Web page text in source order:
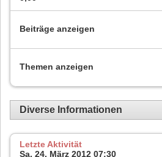
Beiträge anzeigen
Themen anzeigen
Diverse Informationen
Letzte Aktivität
Sa, 24. März 2012 07:30